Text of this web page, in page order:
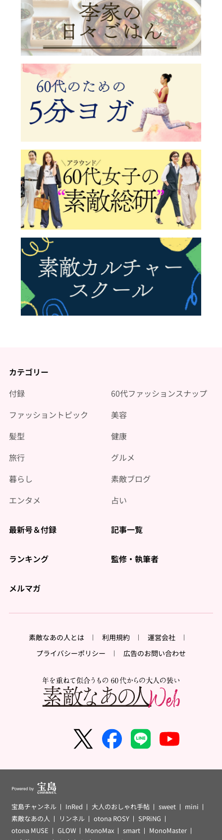
カテゴリー
付録
60代ファッションスナップ
ファッショントピック
美容
髪型
健康
旅行
グルメ
暮らし
素敵ブログ
エンタメ
占い
最新号＆付録 記事一覧
ランキング 監修・執筆者
メルマガ
素敵なあの人とは 利用規約
運営会社
プライバシーポリシー
広告のお問い合わせ
宝島チャンネル InRed 大人のおしゃれ手帖 sweet
mini
素敵なあの人
リンネル otona ROSY
SPRiNG
otona MUSE
GLOW MonoMax smart
MonoMaster